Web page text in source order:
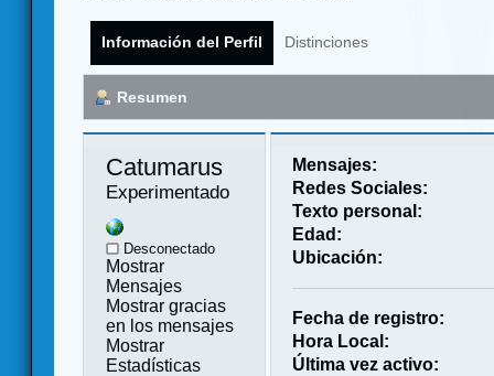
Información del Perfil Distinciones
Resumen
Catumarus
Experimentado
Desconectado
Mostrar
Mensajes
Mostrar gracias
en los mensajes
Mostrar
Estadísticas
Mensajes:
Redes Sociales:
Texto personal:
Edad:
Ubicación:
Fecha de registro:
Hora Local:
Última vez activo: